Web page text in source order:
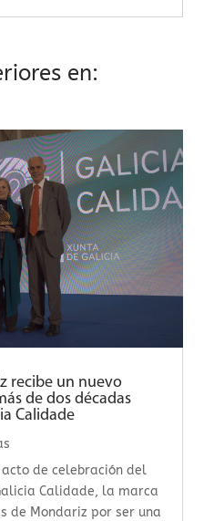
en:
recibe un nuevo
de dos décadas
Calidade
de celebración del
Calidade, la marca
de Mondariz por ser una